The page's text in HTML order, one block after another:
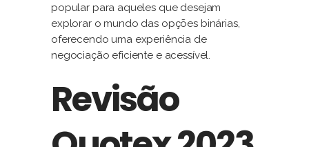
popular para aqueles que desejam
explorar o mundo das opções binárias,
oferecendo uma experiência de
negociação eficiente e acessível.
Revisão